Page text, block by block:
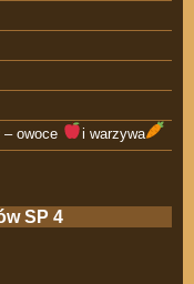
– owoce
i warzywa
SP 4